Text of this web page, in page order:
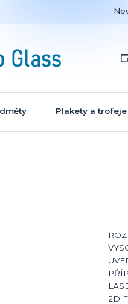
Plakety a trofeje
2D